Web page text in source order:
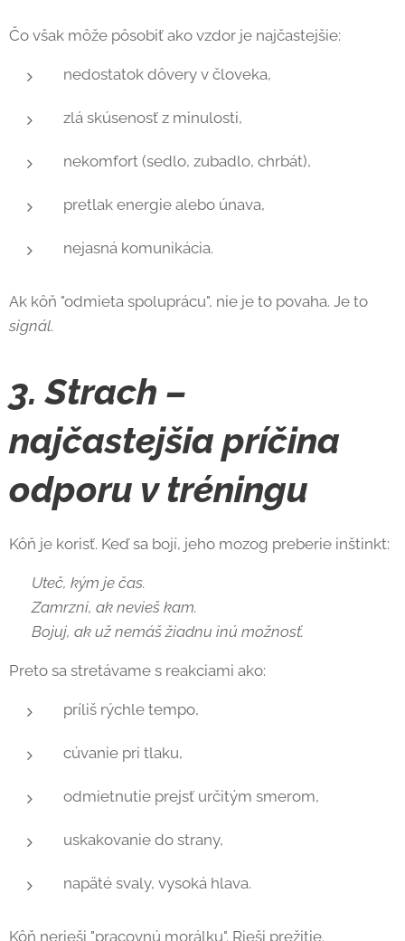
Čo však môže pôsobiť ako vzdor je najčastejšie:
nedostatok dôvery v človeka,
zlá skúsenosť z minulosti,
nekomfort (sedlo, zubadlo, chrbát),
pretlak energie alebo únava,
nejasná komunikácia.
Ak kôň "odmieta spoluprácu", nie je to povaha. Je to
signál.
3. Strach –
najčastejšia príčina
odporu v tréningu
Kôň je korisť. Keď sa bojí, jeho mozog preberie inštinkt:
Uteč, kým je čas.
➡️Zamrzni, ak nevieš kam.
Bojuj, ak už nemáš žiadnu inú možnosť.
Preto sa stretávame s reakciami ako:
príliš rýchle tempo,
cúvanie pri tlaku,
odmietnutie prejsť určitým smerom,
uskakovanie do strany,
napäté svaly, vysoká hlava.
Kôň nerieši "pracovnú morálku". Rieši prežitie.